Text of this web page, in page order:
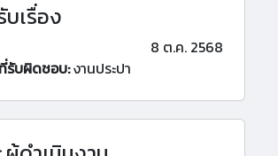
บเรื่อง
8 ต.ค. 2568
รับผิดชอบ:งานประปา